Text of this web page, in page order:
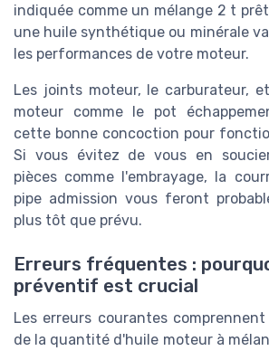
indiquée comme un mélange 2 t
une huile synthétique ou minérale
les performances de votre moteur.
Les joints moteur, le carburateur,
moteur comme le pot
cette bonne concoction pour
Si vous évitez de vous en
pièces comme l'embrayage, la
pipe admission vous feront
plus tôt que prévu.
Erreurs fréquentes :
préventif est crucial
Les erreurs courantes
de la quantité d'huile moteur à